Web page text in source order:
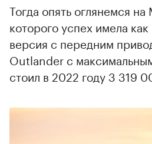
Тогда опять оглянемся
которого успех имела
версия с передним
Outlander с
стоил в 2022 году 3 319